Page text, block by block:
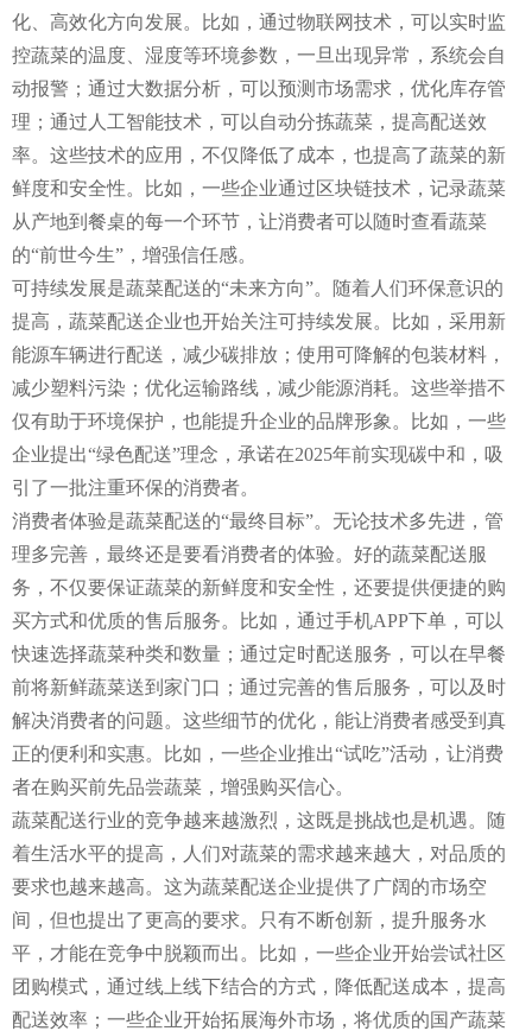
化、高效化方向发展。比如，通过物联网技术，可以实时监
控蔬菜的温度、湿度等环境参数，一旦出现异常，系统会自
动报警；通过大数据分析，可以预测市场需求，优化库存管
理；通过人工智能技术，可以自动分拣蔬菜，提高配送效
率。这些技术的应用，不仅降低了成本，也提高了蔬菜的新
鲜度和安全性。比如，一些企业通过区块链技术，记录蔬菜
从产地到餐桌的每一个环节，让消费者可以随时查看蔬菜
的“前世今生”，增强信任感。
可持续发展是蔬菜配送的“未来方向”。随着人们环保意识的
提高，蔬菜配送企业也开始关注可持续发展。比如，采用新
能源车辆进行配送，减少碳排放；使用可降解的包装材料，
减少塑料污染；优化运输路线，减少能源消耗。这些举措不
仅有助于环境保护，也能提升企业的品牌形象。比如，一些
企业提出“绿色配送”理念，承诺在2025年前实现碳中和，吸
引了一批注重环保的消费者。
消费者体验是蔬菜配送的“最终目标”。无论技术多先进，管
理多完善，最终还是要看消费者的体验。好的蔬菜配送服
务，不仅要保证蔬菜的新鲜度和安全性，还要提供便捷的购
买方式和优质的售后服务。比如，通过手机APP下单，可以
快速选择蔬菜种类和数量；通过定时配送服务，可以在早餐
前将新鲜蔬菜送到家门口；通过完善的售后服务，可以及时
解决消费者的问题。这些细节的优化，能让消费者感受到真
正的便利和实惠。比如，一些企业推出“试吃”活动，让消费
者在购买前先品尝蔬菜，增强购买信心。
蔬菜配送行业的竞争越来越激烈，这既是挑战也是机遇。随
着生活水平的提高，人们对蔬菜的需求越来越大，对品质的
要求也越来越高。这为蔬菜配送企业提供了广阔的市场空
间，但也提出了更高的要求。只有不断创新，提升服务水
平，才能在竞争中脱颖而出。比如，一些企业开始尝试社区
团购模式，通过线上线下结合的方式，降低配送成本，提高
配送效率；一些企业开始拓展海外市场，将优质的国产蔬菜